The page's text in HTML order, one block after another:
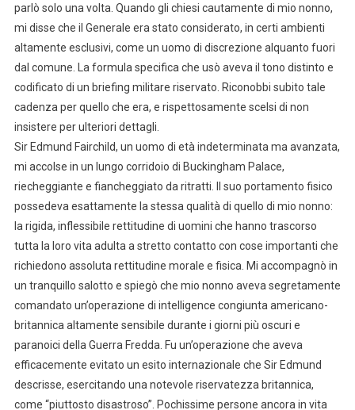
parlò solo una volta. Quando gli chiesi cautamente di mio nonno,
mi disse che il Generale era stato considerato, in certi ambienti
altamente esclusivi, come un uomo di discrezione alquanto fuori
dal comune. La formula specifica che usò aveva il tono distinto e
codificato di un briefing militare riservato. Riconobbi subito tale
cadenza per quello che era, e rispettosamente scelsi di non
insistere per ulteriori dettagli.
Sir Edmund Fairchild, un uomo di età indeterminata ma avanzata,
mi accolse in un lungo corridoio di Buckingham Palace,
riecheggiante e fiancheggiato da ritratti. Il suo portamento fisico
possedeva esattamente la stessa qualità di quello di mio nonno:
la rigida, inflessibile rettitudine di uomini che hanno trascorso
tutta la loro vita adulta a stretto contatto con cose importanti che
richiedono assoluta rettitudine morale e fisica. Mi accompagnò in
un tranquillo salotto e spiegò che mio nonno aveva segretamente
comandato un’operazione di intelligence congiunta americano-
britannica altamente sensibile durante i giorni più oscuri e
paranoici della Guerra Fredda. Fu un’operazione che aveva
efficacemente evitato un esito internazionale che Sir Edmund
descrisse, esercitando una notevole riservatezza britannica,
come “piuttosto disastroso”. Pochissime persone ancora in vita